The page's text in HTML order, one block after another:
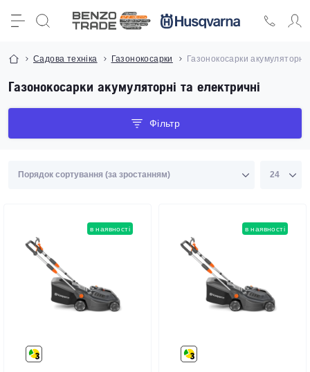
Садова техніка Газонокосарки Газонокосарки акумуляторні
Газонокосарки акумуляторні та електричні
Фільтр
в наявності в наявності